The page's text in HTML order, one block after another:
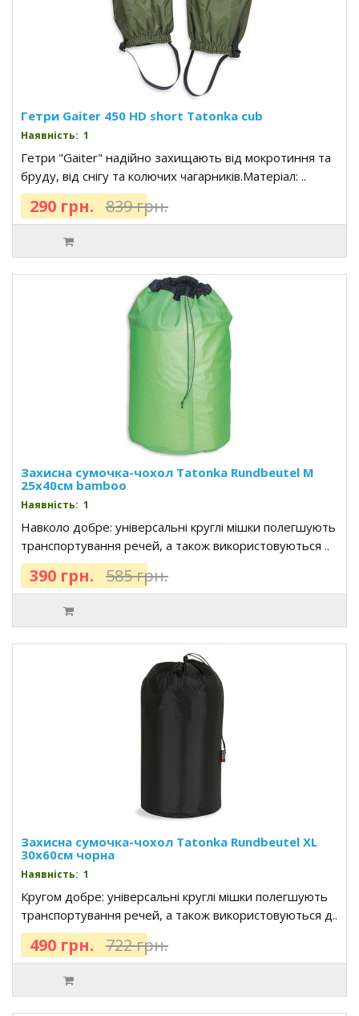
Гетри Gaiter 450 HD short Tatonka cub
Наявність: 1
Гетри "Gaiter" надійно захищають від мокротиння та
бруду, від снігу та колючих чагарників.Матеріал: ..
290 грн. 839 грн.
Захисна сумочка-чохол Tatonka Rundbeutel M
25x40см bamboo
Наявність: 1
Навколо добре: універсальні круглі мішки полегшують
транспортування речей, а також використовуються ..
390 грн. 585 грн.
Захисна сумочка-чохол Tatonka Rundbeutel XL
30x60см чорна
Наявність: 1
Кругом добре: універсальні круглі мішки полегшують
транспортування речей, а також використовуються д..
490 грн. 722 грн.